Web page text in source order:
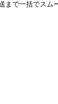
で一括でス